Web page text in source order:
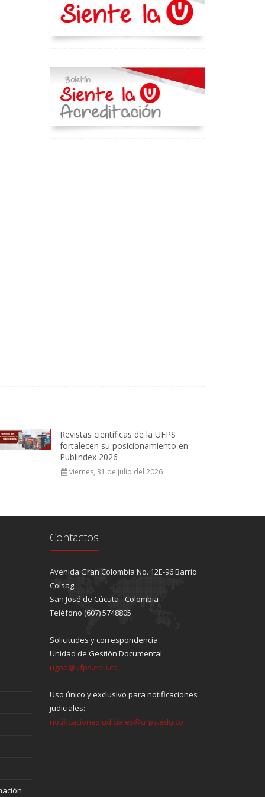
Revistas científicas de la UFPS
fortalecen su posicionamiento en
Publindex 2026
viernes, 31 de julio del 2026
Contactos
Avenida Gran Colombia No. 12E-96 Barrio
Colsag,
San José de Cúcuta - Colombia
Teléfono (607) 5748805
Solicitudes y correspondencia
Unidad de Gestión Documental
ugad@ufps.edu.co
Uso único y exclusivo para notificaciones
judiciales:
notificacionesjudiciales@ufps.edu.co